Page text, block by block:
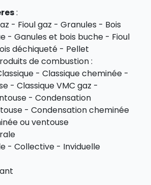
:
- Fioul gaz - Granules - Bois
- Ganules et bois buche - Fioul
déchiqueté - Pellet
de combustion :
- Classique cheminée -
- Classique VMC gaz -
- Condensation
- Condensation cheminée
ou ventouse
- Collective - Inviduelle